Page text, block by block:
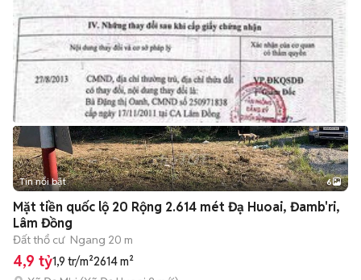
+2
Tin nổi bật 6
Mặt tiền quốc lộ 20 Rộng 2.614 mét Đạ Huoai, Đamb'ri,
Lâm Đồng
Đất thổ cư Ngang 20 m
4,9 tỷ1,9 tr/m²2614 m²